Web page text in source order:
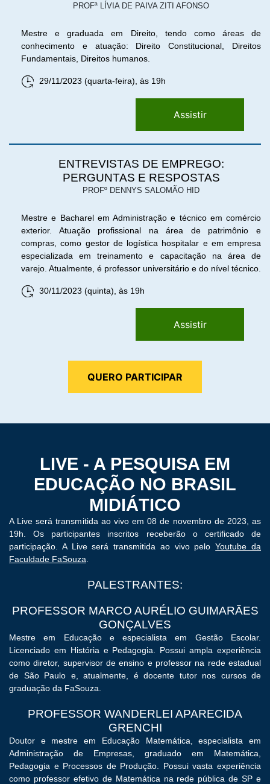
PROFª LÍVIA DE PAIVA ZITI AFONSO
Mestre e graduada em Direito, tendo como áreas de
conhecimento e atuação: Direito Constitucional, Direitos
Fundamentais, Direitos humanos.
29/11/2023 (quarta-feira), às 19h
Assistir
ENTREVISTAS DE EMPREGO:
PERGUNTAS E RESPOSTAS
PROFº DENNYS SALOMÃO HID
Mestre e Bacharel em Administração e técnico em comércio
exterior. Atuação profissional na área de patrimônio e
compras, como gestor de logística hospitalar e em empresa
especializada em treinamento e capacitação na área de
varejo. Atualmente, é professor universitário e do nível técnico.
30/11/2023 (quinta), às 19h
Assistir
QUERO PARTICIPAR
LIVE - A PESQUISA EM
EDUCAÇÃO NO BRASIL
MIDIÁTICO
A Live será transmitida ao vivo em 08 de novembro de 2023, as
19h. Os participantes inscritos receberão o certificado de
participação. A Live será transmitida ao vivo peloYoutube da
Faculdade FaSouza
PALESTRANTES:
PROFESSOR MARCO AURÉLIO GUIMARÃES
GONÇALVES
Mestre em Educação e especialista em Gestão Escolar.
Licenciado em História e Pedagogia. Possui ampla experiência
como diretor, supervisor de ensino e professor na rede estadual
de São Paulo e, atualmente, é docente tutor nos cursos de
graduação da FaSouza.
PROFESSOR WANDERLEI APARECIDA
GRENCHI
Doutor e mestre em Educação Matemática, especialista em
Administração de Empresas, graduado em Matemática,
Pedagogia e Processos de Produção. Possui vasta experiência
como professor efetivo de Matemática na rede pública de SP e